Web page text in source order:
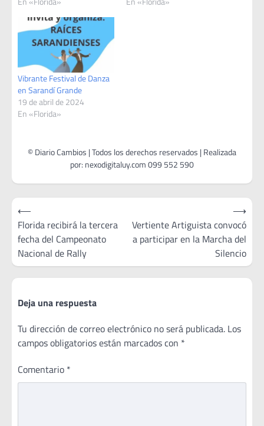
Vibrante Festival de Danza
en Sarandí Grande
19 de abril de 2024
En «Florida»
Navegación
de
entradas
⟵
Florida recibirá la tercera
fecha del Campeonato
Nacional de Rally
Vertiente Artiguista convocó
a participar en la Marcha del
Silencio
⟶
Deja una respuesta
Tu dirección de correo electrónico no será publicada. Los
campos obligatorios están marcados con *
Comentario *